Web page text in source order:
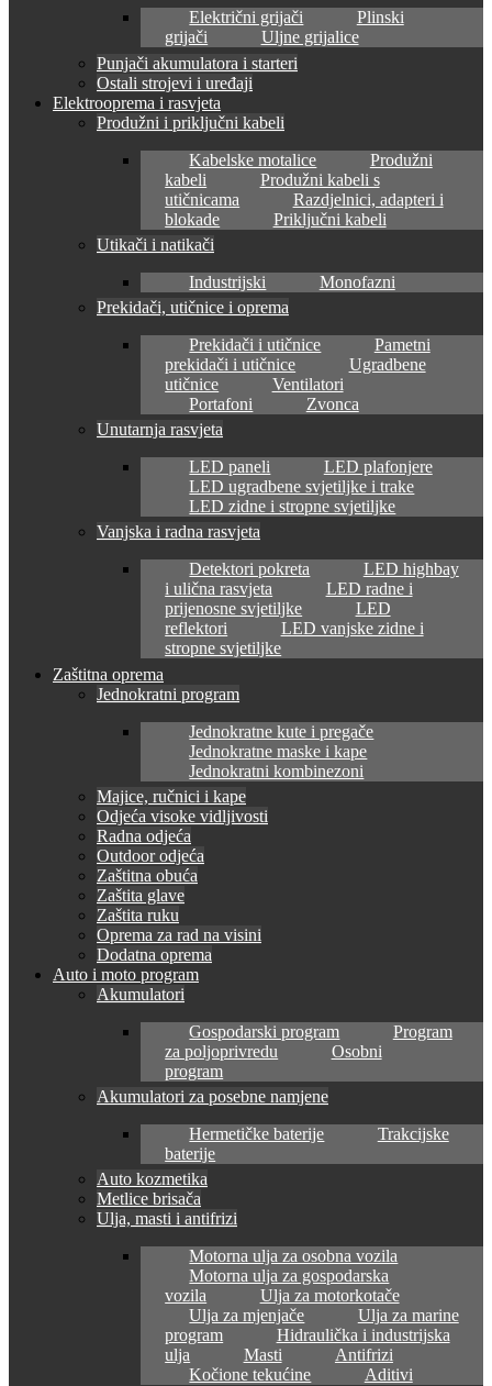
Električni grijači
Plinski
grijači
Uljne grijalice
Punjači akumulatora i starteri
Ostali strojevi i uređaji
Elektrooprema i rasvjeta
Produžni i priključni kabeli
Kabelske motalice
Produžni
kabeli
Produžni kabeli s
utičnicama
Razdjelnici, adapteri i
blokade
Priključni kabeli
Utikači i natikači
Industrijski
Monofazni
Prekidači, utičnice i oprema
Prekidači i utičnice
Pametni
prekidači i utičnice
Ugradbene
utičnice
Ventilatori
Portafoni
Zvonca
Unutarnja rasvjeta
LED paneli
LED plafonjere
LED ugradbene svjetiljke i trake
LED zidne i stropne svjetiljke
Vanjska i radna rasvjeta
Detektori pokreta
LED highbay
i ulična rasvjeta
LED radne i
prijenosne svjetiljke
LED
reflektori
LED vanjske zidne i
stropne svjetiljke
Zaštitna oprema
Jednokratni program
Jednokratne kute i pregače
Jednokratne maske i kape
Jednokratni kombinezoni
Majice, ručnici i kape
Odjeća visoke vidljivosti
Radna odjeća
Outdoor odjeća
Zaštitna obuća
Zaštita glave
Zaštita ruku
Oprema za rad na visini
Dodatna oprema
Auto i moto program
Akumulatori
Gospodarski program
Program
za poljoprivredu
Osobni
program
Akumulatori za posebne namjene
Hermetičke baterije
Trakcijske
baterije
Auto kozmetika
Metlice brisača
Ulja, masti i antifrizi
Motorna ulja za osobna vozila
Motorna ulja za gospodarska
vozila
Ulja za motorkotače
Ulja za mjenjače
Ulja za marine
program
Hidraulička i industrijska
ulja
Masti
Antifrizi
Kočione tekućine
Aditivi